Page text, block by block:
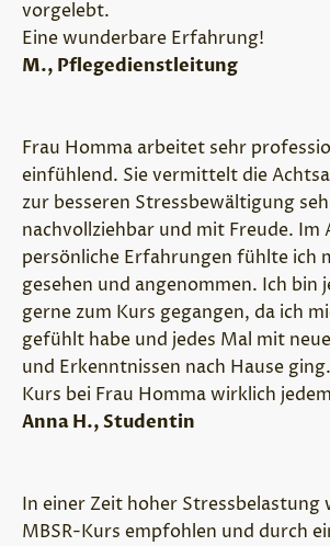
vorgelebt.
Eine wunderbare Erfahrung!
M., Pflegedienstleitung
Frau Homma arbeitet sehr
einfühlend. Sie vermittelt die
zur besseren Stressbewältigung
nachvollziehbar und mit Freude. Im
persönliche Erfahrungen fühlte ich
gesehen und angenommen. Ich bin
gerne zum Kurs gegangen, da ich
gefühlt habe und jedes Mal mit
und Erkenntnissen nach Hause
Kurs bei Frau Homma wirklich
Anna H., Studentin
In einer Zeit hoher Stressbelastung
MBSR-Kurs empfohlen und durch